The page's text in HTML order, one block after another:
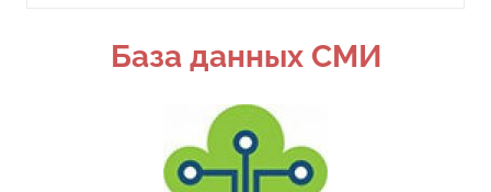
База данных СМИ